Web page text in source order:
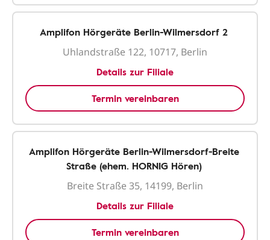
Amplifon Hörgeräte Berlin-Wilmersdorf 2
Uhlandstraße 122, 10717, Berlin
Details zur Filiale
Termin vereinbaren
Amplifon Hörgeräte Berlin-Wilmersdorf-Breite
Straße (ehem. HORNIG Hören)
Breite Straße 35, 14199, Berlin
Details zur Filiale
Termin vereinbaren